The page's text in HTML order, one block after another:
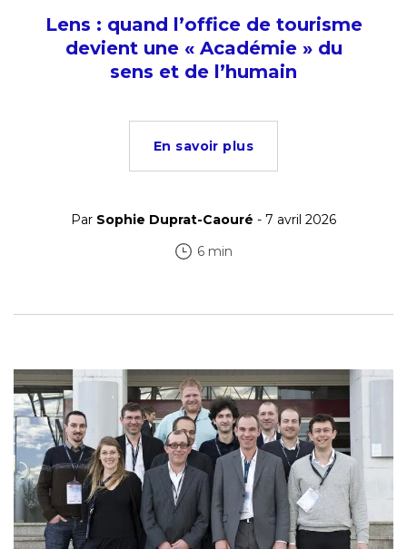
Lens : quand l’office de tourisme
devient une « Académie » du
sens et de l’humain
En savoir plus
Par Sophie Duprat-Caouré - 7 avril 2026
6 min